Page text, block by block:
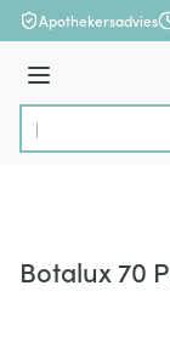
Ga naar de inhoud
Apothekersadvies
Menu
Product, merk,
Botalux 70